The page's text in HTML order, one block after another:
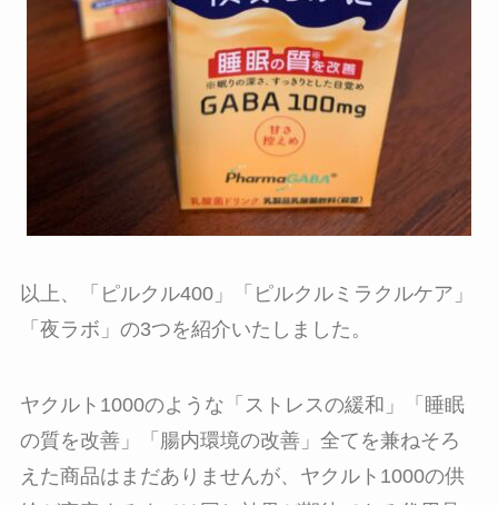
以上、
「ピルクル400」「ピルクルミラクルケア」
「夜ラボ」の3つを紹介いたしました。
ヤクルト1000のような「ストレスの緩和」「睡眠
の質を改善」「腸内環境の改善」全てを兼ねそろ
えた商品はまだありませんが、ヤクルト1000の供